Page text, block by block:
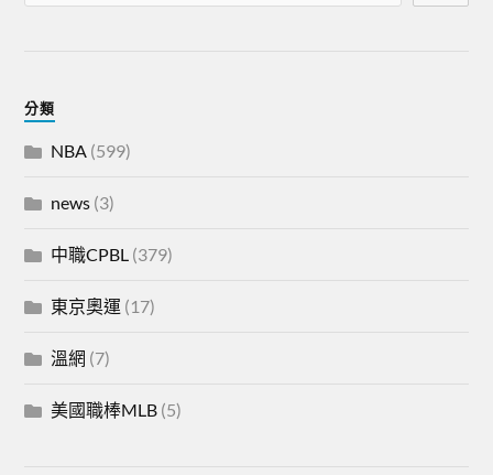
分類
NBA (599)
news (3)
中職CPBL (379)
東京奧運 (17)
溫網 (7)
美國職棒MLB (5)